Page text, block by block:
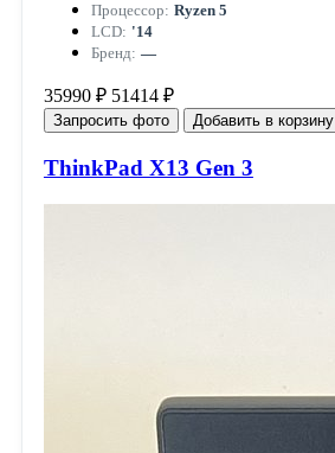
Процессор: Ryzen 5
LCD: '14
Бренд: —
35990 ₽ 51414 ₽
Запросить фото Добавить в корзину
ThinkPad X13 Gen 3